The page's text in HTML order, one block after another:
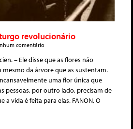
revolucionário
comentário
– Ele disse que as flores não
mesmo da árvore que as sustentam.
uma flor única que
pessoas, por outro lado, precisam de
a vida é feita para elas. FANON, O